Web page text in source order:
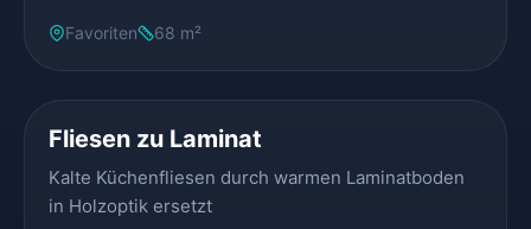
Favoriten 68 m²
Fliesen zu Laminat
Kalte Küchenfliesen durch warmen Laminatboden
in Holzoptik ersetzt